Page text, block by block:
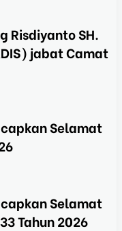
Risdiyanto SH.
jabat Camat
Selamat
Selamat
Tahun 2026